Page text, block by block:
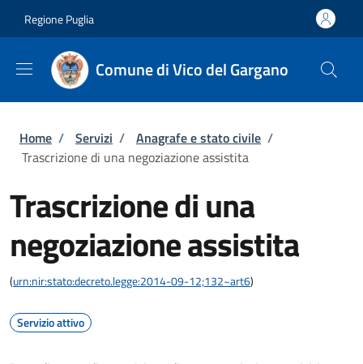
Regione Puglia
Comune di Vico del Gargano
Briciole di pane
Home / Servizi / Anagrafe e stato civile /
Trascrizione di una negoziazione assistita
Trascrizione di una
negoziazione assistita
(urn:nir:stato:decreto.legge:2014-09-12;132~art6)
Servizio attivo